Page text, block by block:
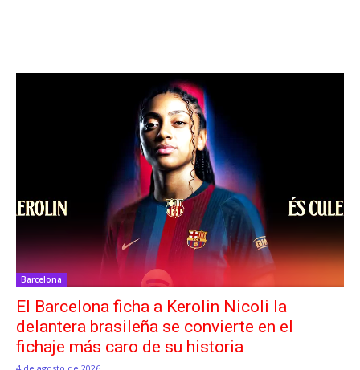
Barcelona
El Barcelona ficha a Kerolin Nicoli la
delantera brasileña se convierte en el
fichaje más caro de su historia